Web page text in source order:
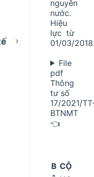
new window
nguyên
nước.
Hiệu
lực từ
01/03/
File
pdf
Thông
tư số
17/2021/
BTNMT
👈
B CỘ